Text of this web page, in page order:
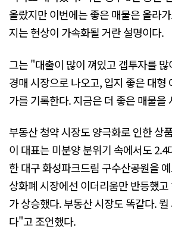
올랐지만 이번에는 좋은 매물은 올라
지는 현상이 가속화될 거란 설명이다.
그는 "대출이 많이 껴있고 갭투자를
경매 시장으로 나오고, 입지 좋은 대형
가를 기록한다. 지금은 더 좋은 매물
부동산 청약 시장도 양극화로 인한 상
이 대표는 미분양 분위기 속에서도
한 대구 화성파크드림 구수산공원을
상화폐 시장에선 이더리움만 반등했
가 상승했다. 부동산 시장도 똑같다.
다"고 조언했다.